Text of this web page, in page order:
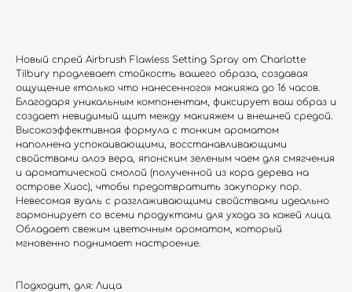
Новый спрей Airbrush Flawless Setting Spray от Charlotte
Tilbury продлевает стойкость вашего образа, создавая
ощущение «только что нанесенного» макияжа до 16 часов.
Благодаря уникальным компонентам, фиксирует ваш образ и
создает невидимый щит между макияжем и внешней средой.
Высокоэффективная формула с тонким ароматом
наполнена успокаивающими, восстанавливающими
свойствами алоэ вера, японским зеленым чаем для смягчения
и ароматической смолой (полученной из кора дерева на
острове Хиос), чтобы предотвратить закупорку пор.
Невесомая вуаль с разглаживающими свойствами идеально
гармонирует со всеми продуктами для ухода за кожей лица.
Обладает свежим цветочным ароматом, который
мгновенно поднимает настроение.
Подходит, для: Лица